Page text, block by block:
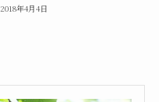
2018年4月4日